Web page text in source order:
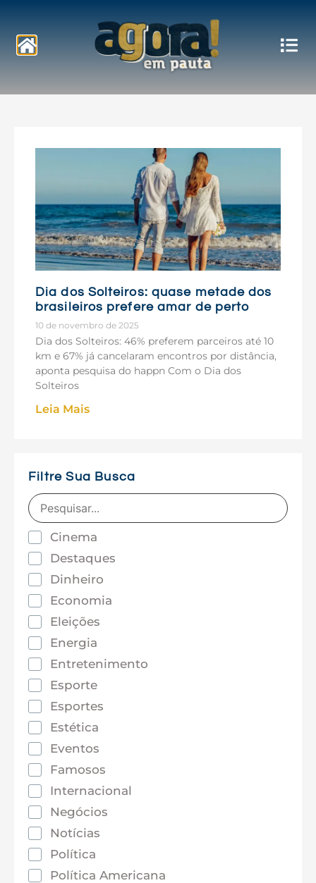
Notícias
Dia dos Solteiros: quase metade dos
brasileiros prefere amar de perto
10 de novembro de 2025
Dia dos Solteiros: 46% preferem parceiros até 10
km e 67% já cancelaram encontros por distância,
aponta pesquisa do happn Com o Dia dos
Solteiros
Leia Mais
Filtre Sua Busca
Cinema
Destaques
Dinheiro
Economia
Eleições
Energia
Entretenimento
Esporte
Esportes
Estética
Eventos
Famosos
Internacional
Negócios
Notícias
Política
Política Americana